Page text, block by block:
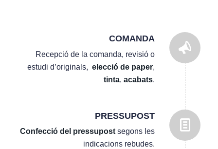
COMANDA
Recepció de la comanda, revisió o
estudi d’originals,elecció de paper,
tinta,acabats.
PRESSUPOST
Confecció del pressupost segons les
indicacions rebudes.